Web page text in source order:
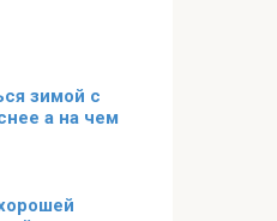
зимой с
а на чем